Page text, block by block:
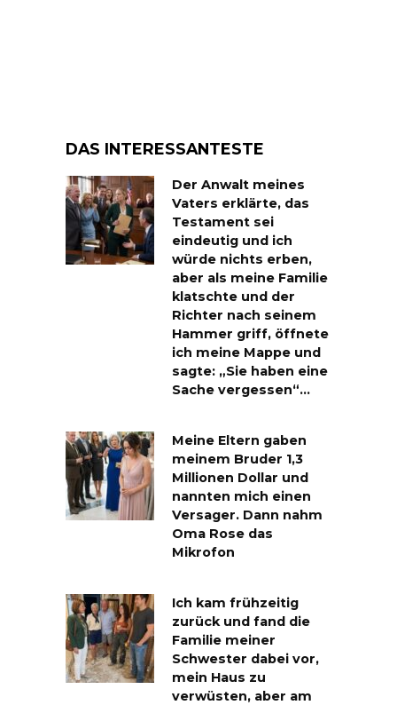
DAS INTERESSANTESTE
Der Anwalt meines
Vaters erklärte, das
Testament sei
eindeutig und ich
würde nichts erben,
aber als meine Familie
klatschte und der
Richter nach seinem
Hammer griff, öffnete
ich meine Mappe und
sagte: „Sie haben eine
Sache vergessen“…
Meine Eltern gaben
meinem Bruder 1,3
Millionen Dollar und
nannten mich einen
Versager. Dann nahm
Oma Rose das
Mikrofon
Ich kam frühzeitig
zurück und fand die
Familie meiner
Schwester dabei vor,
mein Haus zu
verwüsten, aber am